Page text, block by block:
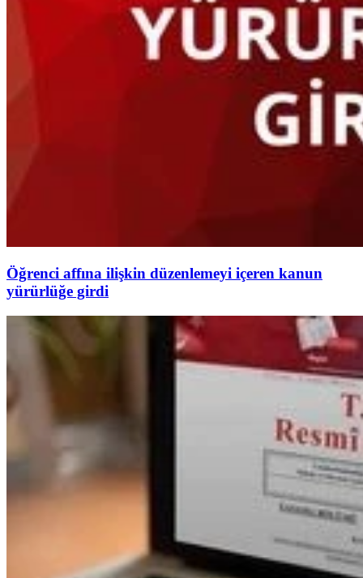
Öğrenci affına ilişkin düzenlemeyi içeren kanun
yürürlüğe girdi